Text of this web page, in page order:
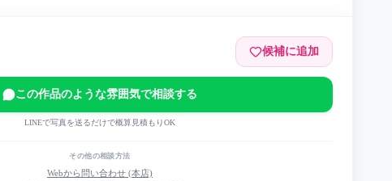
候補に追加
この作品のような雰囲気で相談する
LINEで写真を送るだけで概算見積もりOK
その他の相談方法
Webから問い合わせ (本店)